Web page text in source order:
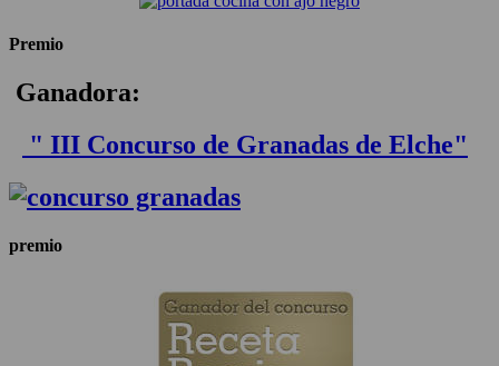
Premio
Ganadora:
" III Concurso de Granadas de Elche"
premio